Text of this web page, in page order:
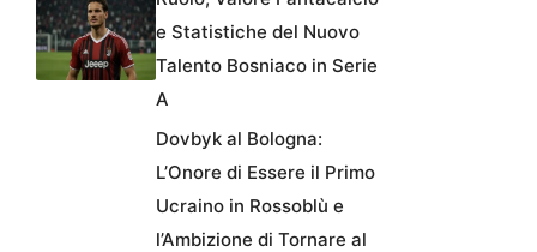
e Statistiche del Nuovo
Talento Bosniaco in Serie
A
Dovbyk al Bologna:
L’Onore di Essere il Primo
Ucraino in Rossoblù e
l’Ambizione di Tornare al